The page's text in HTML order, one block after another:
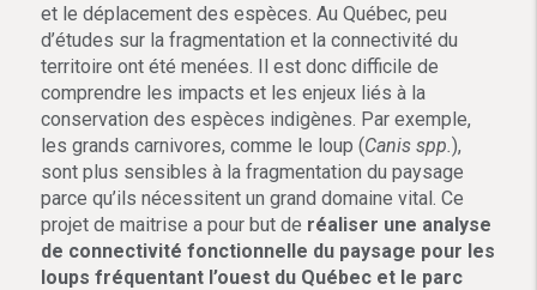
et le déplacement des espèces. Au Québec, peu
d’études sur la fragmentation et la connectivité du
territoire ont été menées. Il est donc difficile de
comprendre les impacts et les enjeux liés à la
conservation des espèces indigènes. Par exemple,
les grands carnivores, comme le loup (Canis spp.),
sont plus sensibles à la fragmentation du paysage
parce qu’ils nécessitent un grand domaine vital. Ce
projet de maitrise a pour but de réaliser une analyse
de connectivité fonctionnelle du paysage pour les
loups fréquentant l’ouest du Québec et le parc